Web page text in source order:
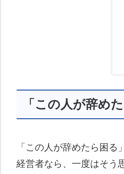
「この人が辞め
「この人が辞めたら困る」
経営者なら、一度はそう